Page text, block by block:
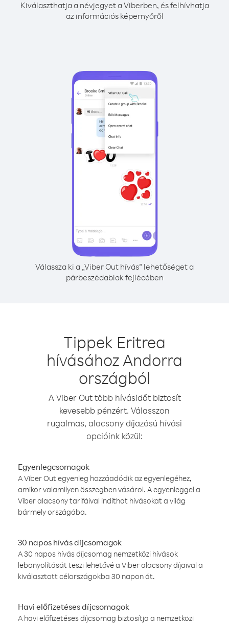
Kiválaszthatja a névjegyet a Viberben, és felhívhatja
az információs képernyőről
Válassza ki a „Viber Out hívás” lehetőséget a
párbeszédablak fejlécében
Tippek Eritrea
hívásához Andorra
országból
A Viber Out több hívásidőt biztosít
kevesebb pénzért. Válasszon
rugalmas, alacsony díjazású hívási
opcióink közül:
Egyenlegcsomagok
A Viber Out egyenleg hozzáadódik az egyenlegéhez,
amikor valamilyen összegben vásárol. A egyenleggel a
Viber alacsony tarifáival indíthat hívásokat a világ
bármely országába.
30 napos hívás díjcsomagok
A 30 napos hívás díjcsomag nemzetközi hívások
lebonyolítását teszi lehetővé a Viber alacsony díjaival a
kiválasztott célországokba 30 napon át.
Havi előfizetéses díjcsomagok
A havi előfizetéses díjcsomag biztosítja a nemzetközi